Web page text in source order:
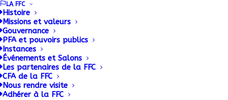
LA FFC
Histoire
Missions et valeurs
Gouvernance
PFA et pouvoirs publics
Instances
Événements et Salons
Les partenaires de la FFC
CFA de la FFC
Nous rendre visite
Adhérer à la FFC